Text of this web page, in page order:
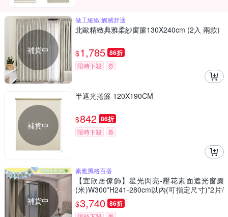
補貨中
做工細緻 觸感舒適
北歐精緻典雅柔紗窗簾130X240cm (2入 兩款)
$1,785 86折
限時下殺 券
補貨中
半遮光捲簾 120X190CM
$842 86折
限時下殺 券
補貨中
素雅風格百搭
【宜欣居傢飾】星光閃亮-壓花素面遮光窗簾
(米)W300*H241-280cm以內(可指定尺寸)*2片/
遮光/摺景/落地/窗簾/台灣製MIT
$3,740 86折